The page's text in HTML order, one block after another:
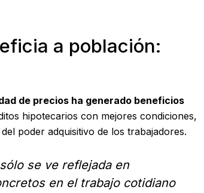
a población:
de precios ha generado beneficios
hipotecarios con mejores condiciones,
poder adquisitivo de los trabajadores.
se ve reflejada en
en el trabajo cotidiano